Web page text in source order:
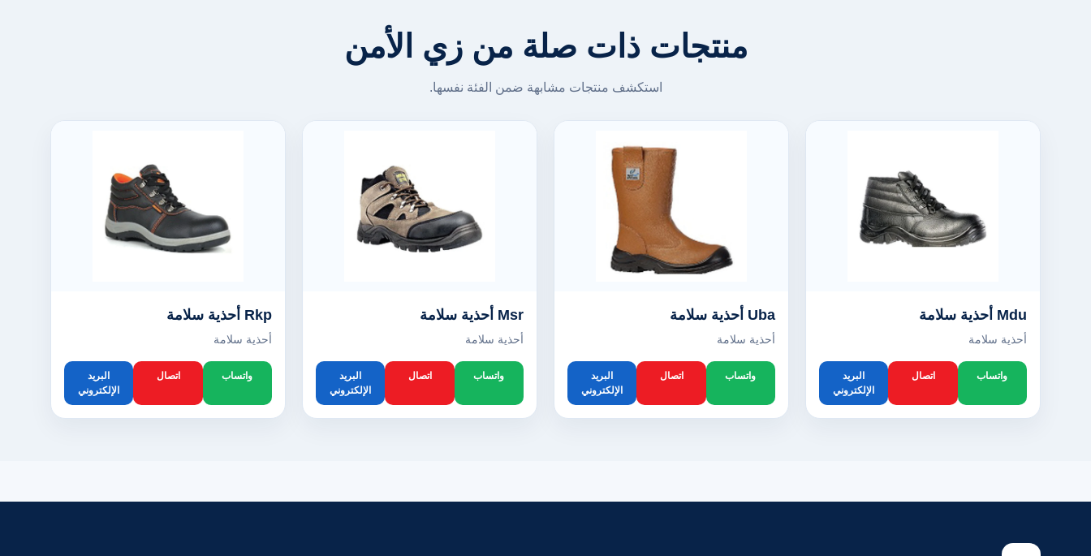
منتجات ذات صلة من زي الأمن
استكشف منتجات مشابهة ضمن الفئة نفسها.
Mdu أحذية سلامة
أحذية سلامة
واتساب اتصال
البريد
الإلكتروني
Uba أحذية سلامة
أحذية سلامة
واتساب اتصال
البريد
الإلكتروني
Msr أحذية سلامة
أحذية سلامة
واتساب اتصال
البريد
الإلكتروني
Rkp أحذية سلامة
أحذية سلامة
واتساب اتصال
البريد
الإلكتروني